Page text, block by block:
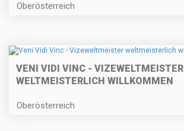
Oberösterreich
VENI VIDI VINC - VIZEWELTMEISTER
WELTMEISTERLICH WILLKOMMEN
Oberösterreich